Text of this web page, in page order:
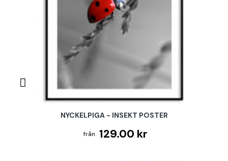
NYCKELPIGA - INSEKT POSTER
129.00 kr